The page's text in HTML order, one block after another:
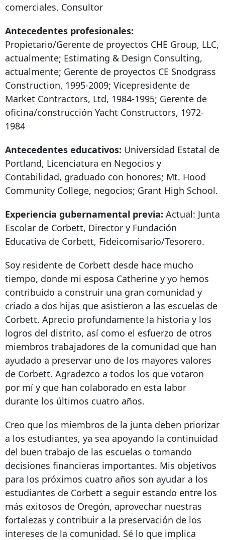
comerciales, Consultor
Antecedentes profesionales:
Propietario/Gerente de proyectos CHE Group, LLC,
actualmente; Estimating & Design Consulting,
actualmente; Gerente de proyectos CE Snodgrass
Construction, 1995-2009; Vicepresidente de
Market Contractors, Ltd, 1984-1995; Gerente de
oficina/construcción Yacht Constructors, 1972-
1984
Antecedentes educativos: Universidad Estatal de
Portland, Licenciatura en Negocios y
Contabilidad, graduado con honores; Mt. Hood
Community College, negocios; Grant High School.
Experiencia gubernamental previa: Actual: Junta
Escolar de Corbett, Director y Fundación
Educativa de Corbett, Fideicomisario/Tesorero.
Soy residente de Corbett desde hace mucho
tiempo, donde mi esposa Catherine y yo hemos
contribuido a construir una gran comunidad y
criado a dos hijas que asistieron a las escuelas de
Corbett. Aprecio profundamente la historia y los
logros del distrito, así como el esfuerzo de otros
miembros trabajadores de la comunidad que han
ayudado a preservar uno de los mayores valores
de Corbett. Agradezco a todos los que votaron
por mí y que han colaborado en esta labor
durante los últimos cuatro años.
Creo que los miembros de la junta deben priorizar
a los estudiantes, ya sea apoyando la continuidad
del buen trabajo de las escuelas o tomando
decisiones financieras importantes. Mis objetivos
para los próximos cuatro años son ayudar a los
estudiantes de Corbett a seguir estando entre los
más exitosos de Oregón, aprovechar nuestras
fortalezas y contribuir a la preservación de los
intereses de la comunidad. Sé lo que implica